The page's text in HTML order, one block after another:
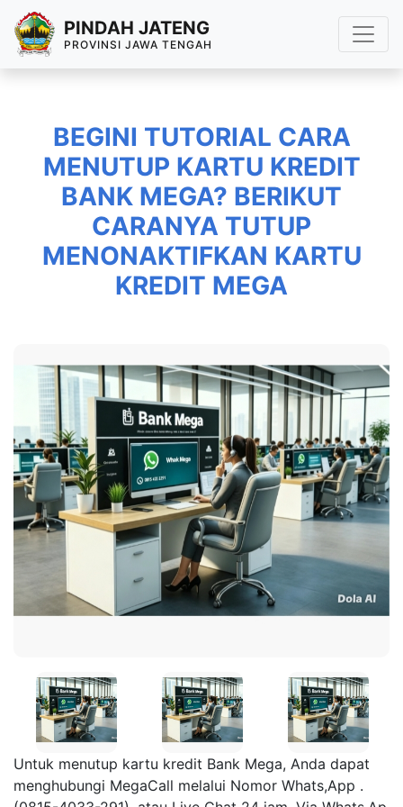
PINDAH JATENG
PROVINSI JAWA TENGAH
BEGINI TUTORIAL CARA
MENUTUP KARTU KREDIT
BANK MEGA? BERIKUT
CARANYA TUTUP
MENONAKTIFKAN KARTU
KREDIT MEGA
Untuk menutup kartu kredit Bank Mega, Anda dapat
menghubungi MegaCall melalui Nomor Whats,App .